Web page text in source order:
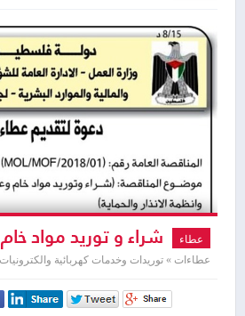
عطاء شراء و توريد مواد
الكهرباء العامة و انظمة
عطاءات » توريدات وخدمات كهربائية والكترونيات